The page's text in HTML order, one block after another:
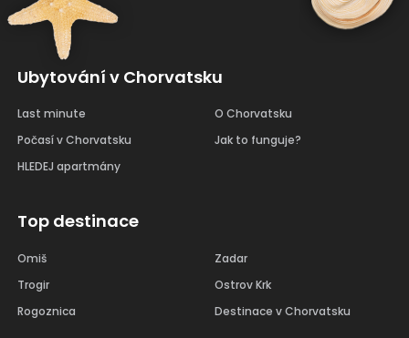
Ubytování v Chorvatsku
Last minute
Počasí v Chorvatsku
HLEDEJ apartmány
O Chorvatsku
Jak to funguje?
Top destinace
Omiš
Trogir
Rogoznica
Zadar
Ostrov Krk
Destinace v Chorvatsku